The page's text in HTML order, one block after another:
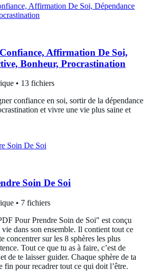
Affirmation De Soi,
Bonheur, Procrastination
• 13 fichiers
confiance en soi, sortir de la dépendance
et vivre une vie plus saine et
Soin De Soi
• 7 fichiers
Pour Prendre Soin de Soi" est conçu
dans son ensemble. Il contient tout ce
concentrer sur les 8 sphères les plus
Tout ce que tu as à faire, c’est de
de te laisser guider. Chaque sphère de ta
fin pour recadrer tout ce qui doit l’être.